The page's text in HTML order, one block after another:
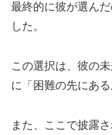
最終的に彼が選ん
した。
この選択は、彼の
に「困難の先にあ
また、ここで披露